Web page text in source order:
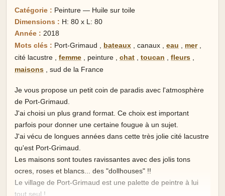
Catégorie : Peinture — Huile sur toile
Dimensions : H: 80 x L: 80
Année : 2018
Mots clés : Port-Grimaud bateaux canaux eau mer,
cité lacustre
femme peinture chat toucan fleurs
maisons
sud de la France
Je vous propose un petit coin de paradis avec l'atmosphère
de Port-Grimaud.
J'ai choisi un plus grand format. Ce choix est important
parfois pour donner une certaine fougue à un sujet.
J'ai vécu de longues années dans cette très jolie cité lacustre
qu'est Port-Grimaud.
Les maisons sont toutes ravissantes avec des jolis tons
ocres, roses et blancs... des "dollhouses" !!
Le village de Port-Grimaud est une palette de peintre à lui
tout seul !